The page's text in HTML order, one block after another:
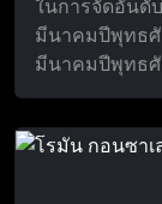
ในการจัดอันดั
มีนาคมปีพุทธศั
มีนาคมปีพุทธศั